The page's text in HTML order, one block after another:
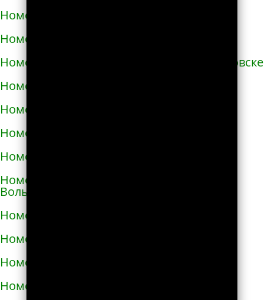
Номера телефонов такси в Василькове
Номера телефонов такси в Ватутино
Номера телефонов такси в Верхнеднепровске
Номера телефонов такси в Винниках
Номера телефонов такси в Виннице
Номера телефонов такси в Виноградове
Номера телефонов такси в Вишнёвом
Номера телефонов такси во Владимире-
Волынском
Номера телефонов такси в Вознесенске
Номера телефонов такси в Волочиске
Номера телефонов такси в Вольногорске
Номера телефонов такси в Вольнянске